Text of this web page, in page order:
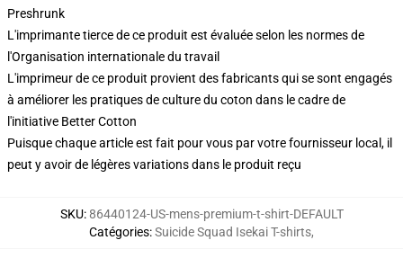
Preshrunk
L'imprimante tierce de ce produit est évaluée selon les normes de
l'Organisation internationale du travail
L'imprimeur de ce produit provient des fabricants qui se sont engagés
à améliorer les pratiques de culture du coton dans le cadre de
l'initiative Better Cotton
Puisque chaque article est fait pour vous par votre fournisseur local, il
peut y avoir de légères variations dans le produit reçu
SKU:86440124-US-mens-premium-t-shirt-DEFAULT
Catégories:Suicide Squad Isekai T-shirts,